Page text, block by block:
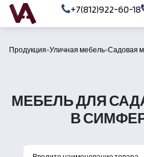
+7(812)922-60-18
Продукция Уличная мебель Садовая
МЕБЕЛЬ ДЛЯ
В